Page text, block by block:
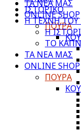
ΤΑ ΝΕΑ ΜΑΣ
ONLINE SHOP
ΠΟΥΡΑ
ΙΣΤΟΡΙΚΟ
Η ΤΕΧΝΗ
Η
ΤΟ
ΤΑ ΝΕΑ ΜΑΣ
ONLINE SHOP
ΠΟΥΡΑ